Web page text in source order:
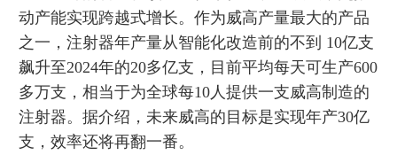
动产能实现跨越式增长。作为威高产量最大的产品
之一，注射器年产量从智能化改造前的不到 10亿支
飙升至2024年的20多亿支，目前平均每天可生产600
多万支，相当于为全球每10人提供一支威高制造的
注射器。据介绍，未来威高的目标是实现年产30亿
支，效率还将再翻一番。